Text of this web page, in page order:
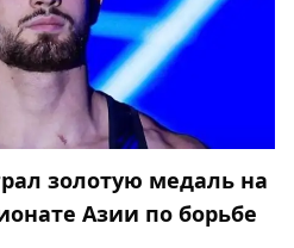
золотую медаль на
Азии по борьбе